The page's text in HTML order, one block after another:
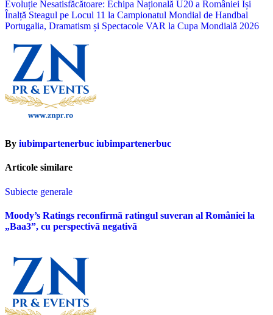
Navigare
în
Evoluție Nesatisfăcătoare: Echipa Națională U20 a României Își
Înalță Steagul pe Locul 11 la Campionatul Mondial de Handbal
Portugalia, Dramatism și Spectacole VAR la Cupa Mondială 2026
By iubimpartenerbuc iubimpartenerbuc
Articole similare
Subiecte generale
Moody’s Ratings reconfirmã ratingul suveran al României la
„Baa3”, cu perspectivã negativã